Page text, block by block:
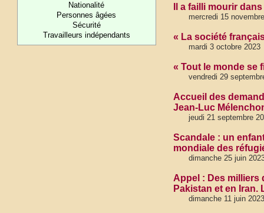
Nationalité
Personnes âgées
Sécurité
Travailleurs indépendants
Il a failli mourir
mercredi 15
« La société
mardi 3 octobre 2023
« Tout le monde se
vendredi 29
Accueil des
Jean-Luc
jeudi 21 septembre
Scandale : un
mondiale des
dimanche 25 juin
Appel : Des milliers
Pakistan et en Iran.
dimanche 11 juin 2023